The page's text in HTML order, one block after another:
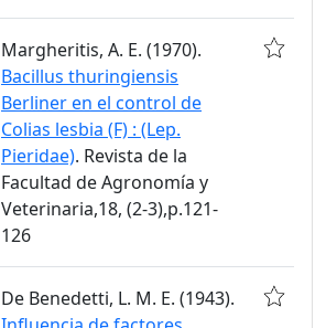
Margheritis, A. E. (1970).
Bacillus thuringiensis
Berliner en el control de
Colias lesbia (F) : (Lep.
Pieridae). Revista de la
Facultad de Agronomía y
Veterinaria,18, (2-3),p.121-
126
De Benedetti, L. M. E. (1943).